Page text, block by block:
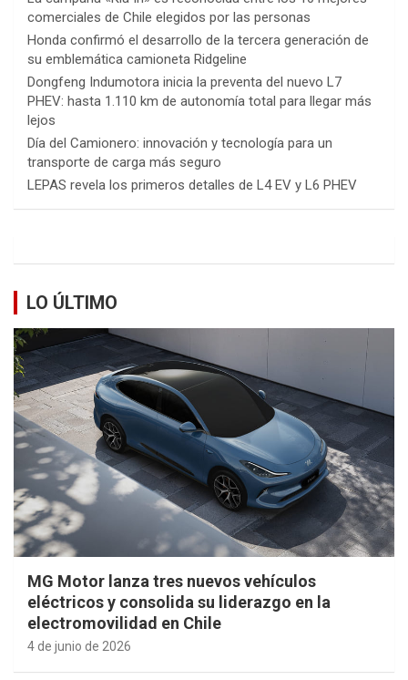
comerciales de Chile elegidos por las personas
Honda confirmó el desarrollo de la tercera generación de
su emblemática camioneta Ridgeline
Dongfeng Indumotora inicia la preventa del nuevo L7
PHEV: hasta 1.110 km de autonomía total para llegar más
lejos
Día del Camionero: innovación y tecnología para un
transporte de carga más seguro
LEPAS revela los primeros detalles de L4 EV y L6 PHEV
LO ÚLTIMO
MG Motor lanza tres nuevos vehículos
eléctricos y consolida su liderazgo en la
electromovilidad en Chile
4 de junio de 2026